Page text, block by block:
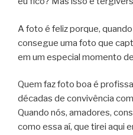
A foto é feliz porque,
consegue uma foto que
em um especial momento
Quem faz foto boa é
décadas de convivência
Quando nós, amadores,
como essa aí, que tirei aqui